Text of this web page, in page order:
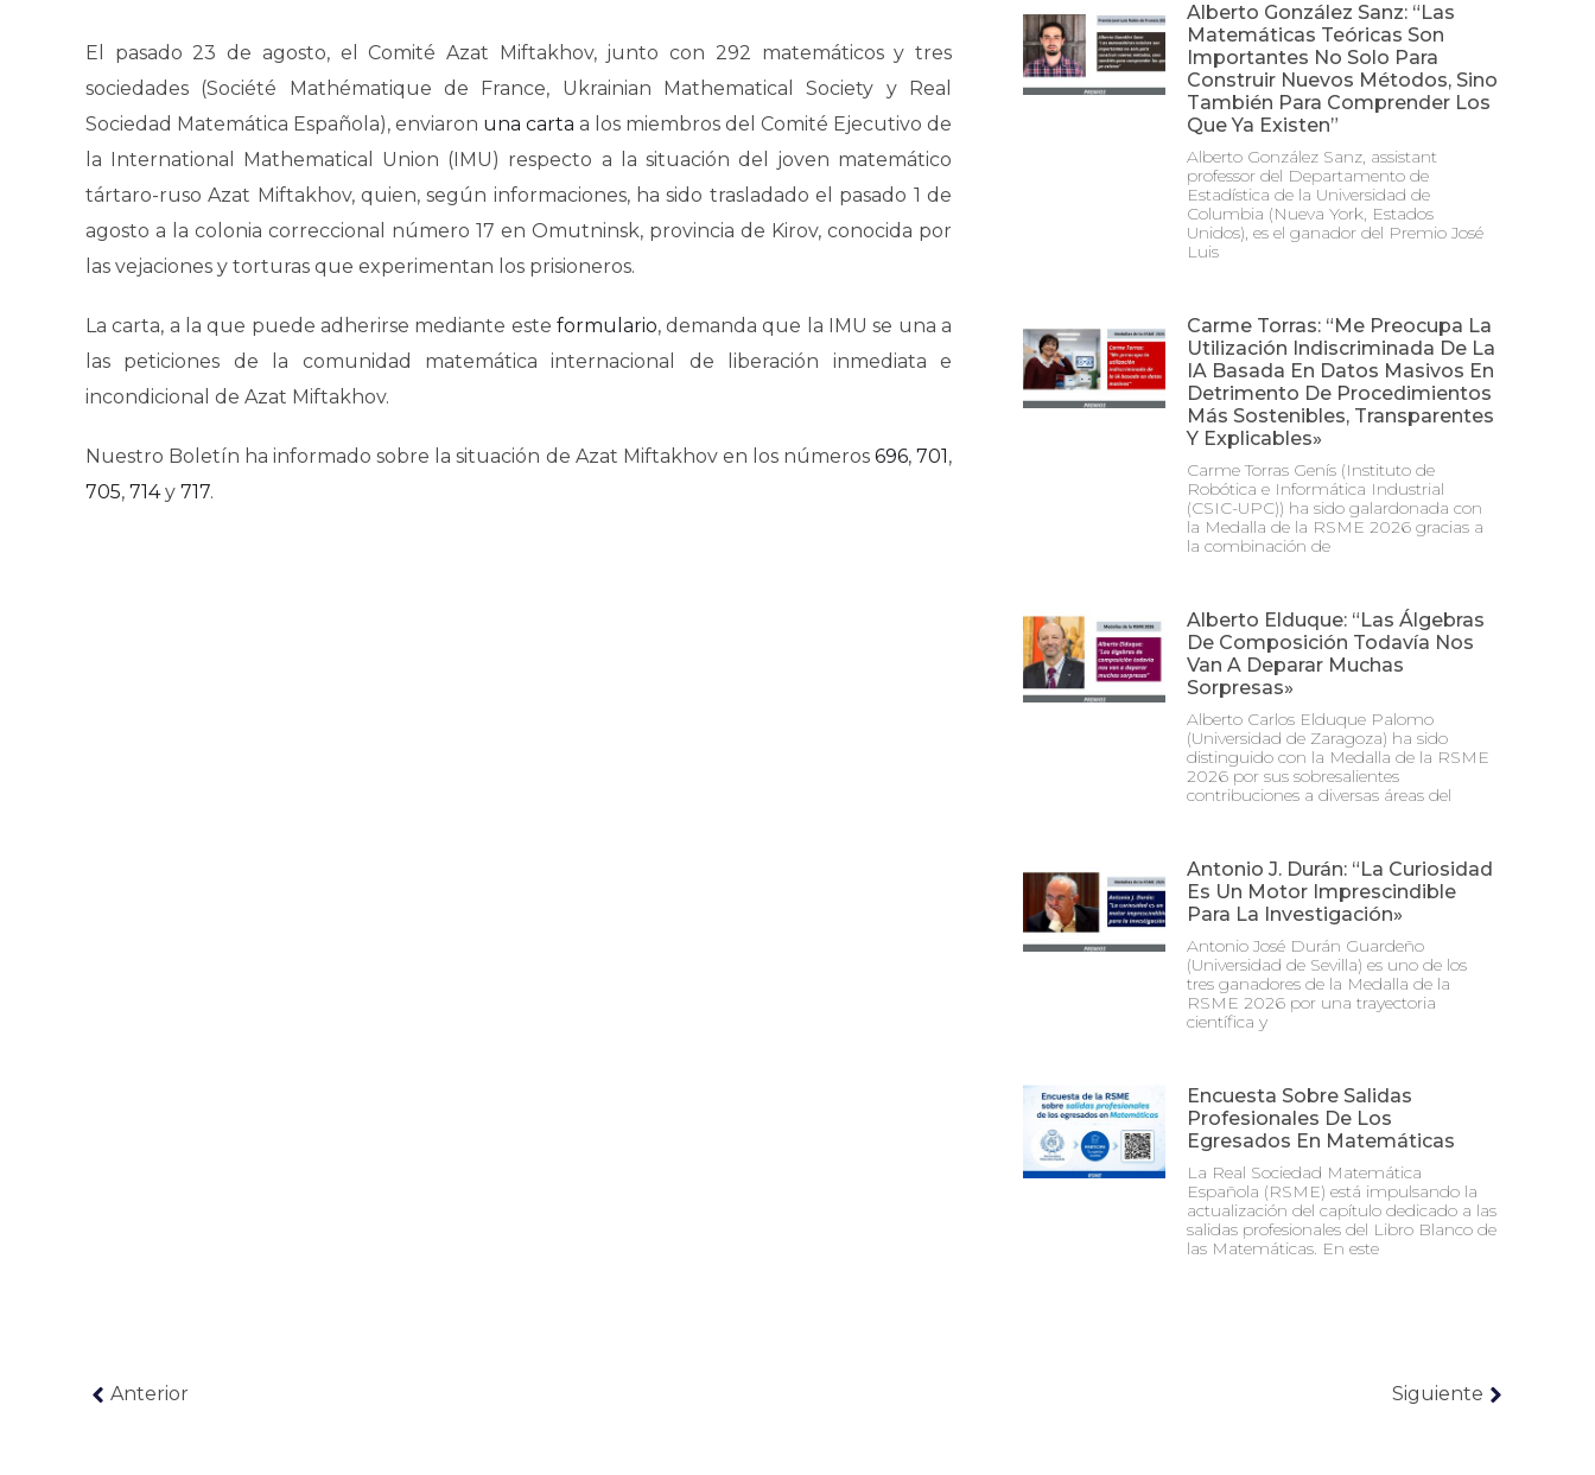
El pasado 23 de agosto, el Comité Azat Miftakhov, junto con 292 matemáticos y tres
sociedades (Société Mathématique de France, Ukrainian Mathematical Society y Real
Sociedad Matemática Española), enviaron una carta a los miembros del Comité Ejecutivo de
la International Mathematical Union (IMU) respecto a la situación del joven matemático
tártaro-ruso Azat Miftakhov, quien, según informaciones, ha sido trasladado el pasado 1 de
agosto a la colonia correccional número 17 en Omutninsk, provincia de Kirov, conocida por
las vejaciones y torturas que experimentan los prisioneros.
La carta, a la que puede adherirse mediante este formulario, demanda que la IMU se una a
las peticiones de la comunidad matemática internacional de liberación inmediata e
incondicional de Azat Miftakhov.
Nuestro Boletín ha informado sobre la situación de Azat Miftakhov en los números 696,701,
705, 714y 717.
Alberto González Sanz: “Las
Matemáticas Teóricas Son
Importantes No Solo Para
Construir Nuevos Métodos, Sino
También Para Comprender Los
Que Ya Existen”
Alberto González Sanz, assistant
professor del Departamento de
Estadística de la Universidad de
Columbia (Nueva York, Estados
Unidos), es el ganador del Premio José
Luis
Carme Torras: “Me Preocupa La
Utilización Indiscriminada De La
IA Basada En Datos Masivos En
Detrimento De Procedimientos
Más Sostenibles, Transparentes
Y Explicables»
Carme Torras Genís (Instituto de
Robótica e Informática Industrial
(CSIC-UPC)) ha sido galardonada con
la Medalla de la RSME 2026 gracias a
la combinación de
Alberto Elduque: “Las Álgebras
De Composición Todavía Nos
Van A Deparar Muchas
Sorpresas»
Alberto Carlos Elduque Palomo
(Universidad de Zaragoza) ha sido
distinguido con la Medalla de la RSME
2026 por sus sobresalientes
contribuciones a diversas áreas del
Antonio J. Durán: “La Curiosidad
Es Un Motor Imprescindible
Para La Investigación»
Antonio José Durán Guardeño
(Universidad de Sevilla) es uno de los
tres ganadores de la Medalla de la
RSME 2026 por una trayectoria
científica y
Encuesta Sobre Salidas
Profesionales De Los
Egresados En Matemáticas
La Real Sociedad Matemática
Española (RSME) está impulsando la
actualización del capítulo dedicado a las
salidas profesionales del Libro Blanco de
las Matemáticas. En este
Anterior Siguiente